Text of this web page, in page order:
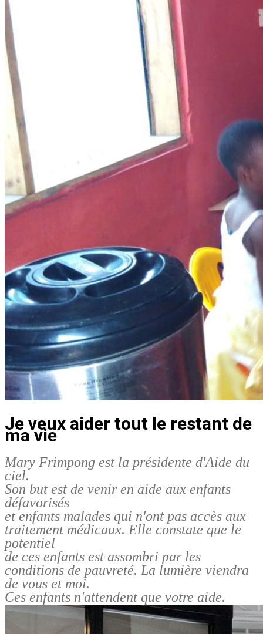
Je veux aider tout le restant de
ma vie
Mary Frimpong est la présidente d'Aide du
ciel.
Son but est de venir en aide aux enfants
défavorisés
et enfants malades qui n'ont pas accès aux
traitement médicaux. Elle constate que le
potentiel
de ces enfants est assombri par les
conditions de pauvreté. La lumière viendra
de vous et moi.
Ces enfants n'attendent que votre aide.